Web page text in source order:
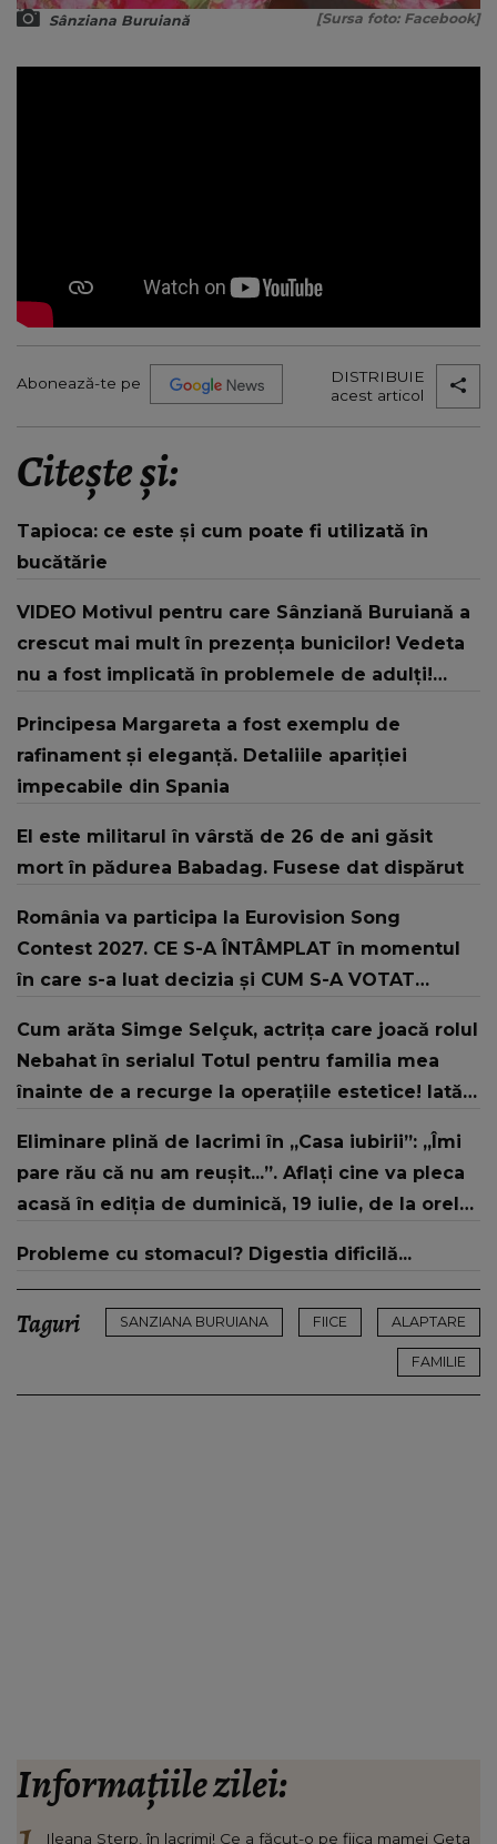
Sânziana Buruiană [Sursa foto: Facebook]
Abonează-te pe
DISTRIBUIE
acest articol
Citește și:
Tapioca: ce este și cum poate fi utilizată în
bucătărie
VIDEO Motivul pentru care Sânziană Buruiană a
crescut mai mult în prezența bunicilor! Vedeta
nu a fost implicată în problemele de adulți!
viziteze!"
Principesa Margareta a fost exemplu de
rafinament și eleganță. Detaliile apariției
impecabile din Spania
El este militarul în vârstă de 26 de ani găsit
mort în pădurea Babadag. Fusese dat dispărut
România va participa la Eurovision Song
Contest 2027. CE S-A ÎNTÂMPLAT în momentul
în care s-a luat decizia și CUM S-A VOTAT
strategic de..."
Cum arăta Simge Selçuk, actrița care joacă rolul
Nebahat în serialul Totul pentru familia mea
înainte de a recurge la operațiile estetice! Iată
„Tinerețe rebelă”
Eliminare plină de lacrimi în „Casa iubirii”: „Îmi
pare rău că nu am reușit...”. Aflați cine va pleca
acasă în ediția de duminică, 19 iulie, de la orele
Probleme cu stomacul? Digestia dificilă...
Taguri SANZIANA BURUIANA FIICE ALAPTARE
FAMILIE
Informațiile zilei:
Ileana Sterp, în lacrimi! Ce a făcut-o pe fiica mamei Geta